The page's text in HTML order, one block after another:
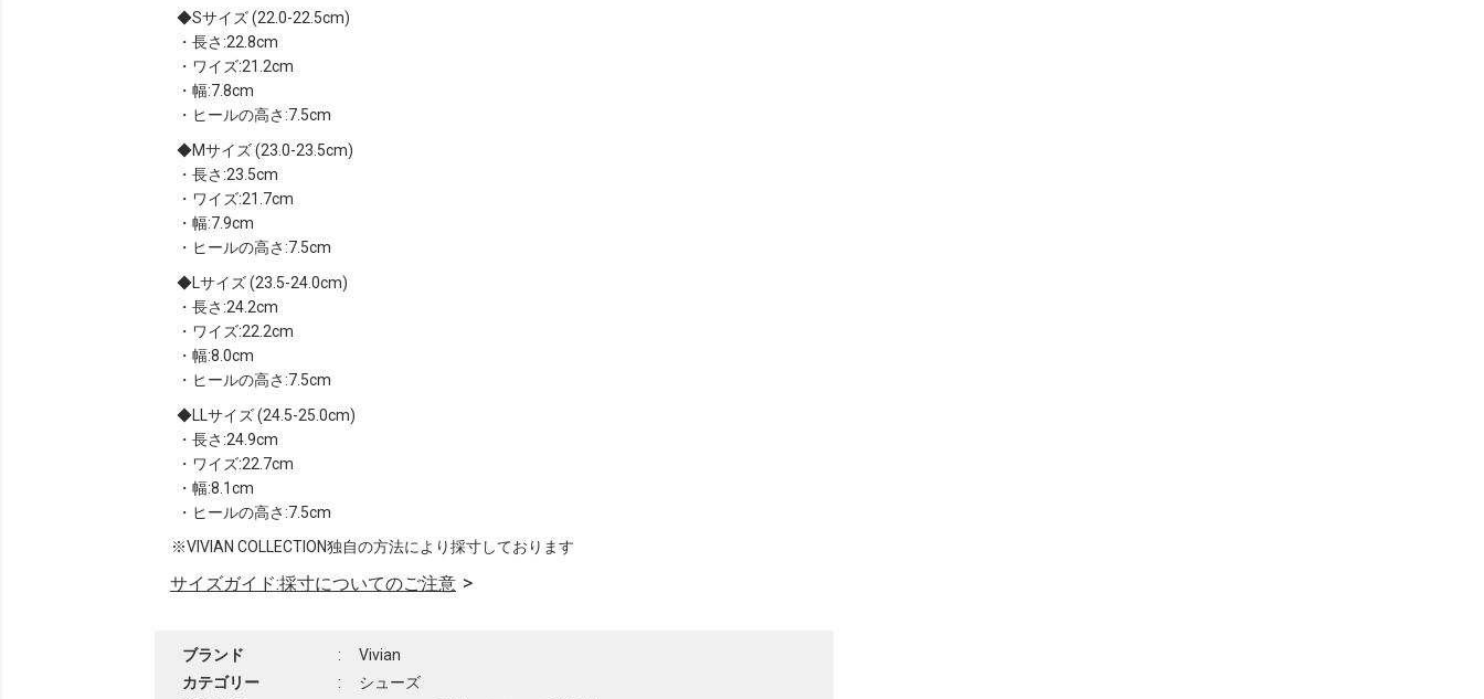
Sサイズ (22.0-22.5cm)
・長さ:22.8cm
・ワイズ:21.2cm
・幅:7.8cm
・ヒールの高さ:7.5cm
Mサイズ (23.0-23.5cm)
・長さ:23.5cm
・ワイズ:21.7cm
・幅:7.9cm
・ヒールの高さ:7.5cm
Lサイズ (23.5-24.0cm)
・長さ:24.2cm
・ワイズ:22.2cm
・幅:8.0cm
・ヒールの高さ:7.5cm
LLサイズ (24.5-25.0cm)
・長さ:24.9cm
・ワイズ:22.7cm
・幅:8.1cm
・ヒールの高さ:7.5cm
※VIVIAN COLLECTION独自の方法により採寸しております
サイズガイド:採寸についてのご注意
ブランド :
Vivian
カテゴリー
:
シューズ